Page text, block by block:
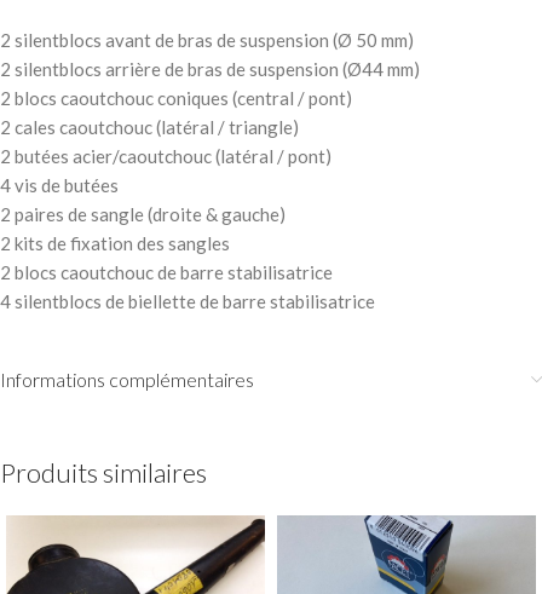
2 silentblocs avant de bras de suspension (Ø 50 mm)
2 silentblocs arrière de bras de suspension (Ø44 mm)
2 blocs caoutchouc coniques (central / pont)
2 cales caoutchouc (latéral / triangle)
2 butées acier/caoutchouc (latéral / pont)
4 vis de butées
2 paires de sangle (droite & gauche)
2 kits de fixation des sangles
2 blocs caoutchouc de barre stabilisatrice
4 silentblocs de biellette de barre stabilisatrice
Informations complémentaires
Produits similaires